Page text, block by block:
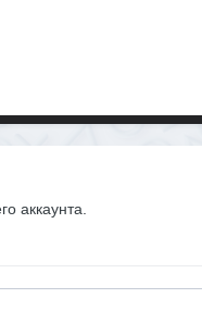
аккаунта.